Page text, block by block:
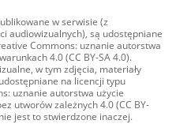
w serwisie (z
audiowizualnych), są udostępniane
Commons: uznanie autorstwa
4.0 (CC BY-SA 4.0).
w tym zdjęcia, materiały
na licencji typu
uznanie autorstwa użycie
utworów zależnych 4.0 (CC BY-
jest to stwierdzone inaczej.